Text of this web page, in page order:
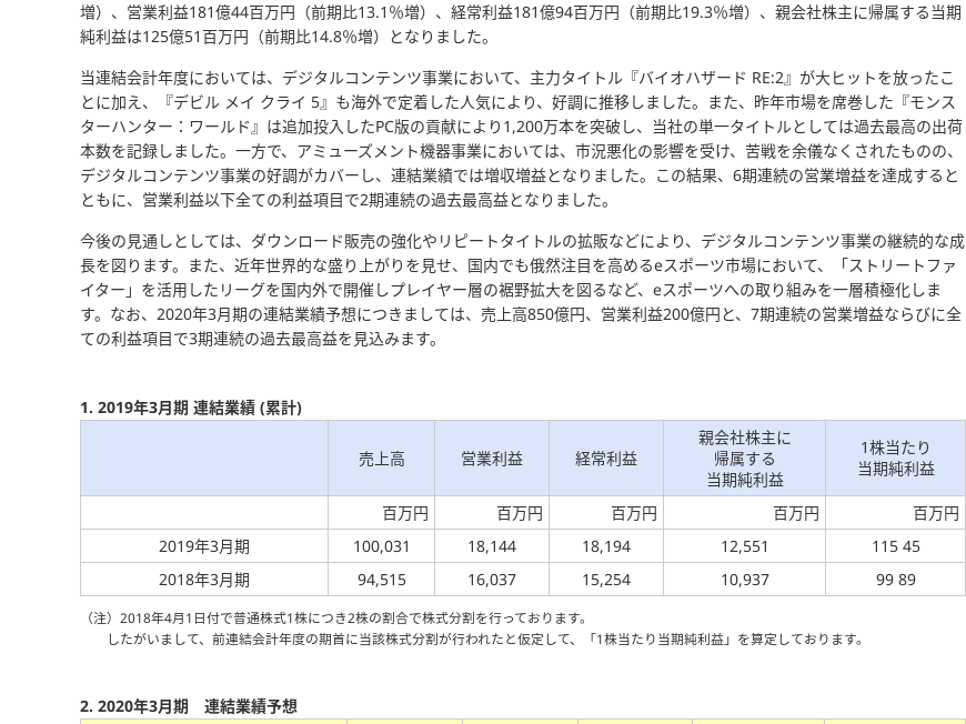
増）、営業利益181億44百万円（前期比13.1％増）、経常利益181億94百万円（前期比19.3％増）、親会社株主に帰属する当期
純利益は125億51百万円（前期比14.8％増）となりました。
当連結会計年度においては、デジタルコンテンツ事業において、主力タイトル『バイオハザード RE:2』が大ヒットを放ったこ
とに加え、『デビル メイ クライ 5』も海外で定着した人気により、好調に推移しました。また、昨年市場を席巻した『モンス
ターハンター：ワールド』は追加投入したPC版の貢献により1,200万本を突破し、当社の単一タイトルとしては過去最高の出荷
本数を記録しました。一方で、アミューズメント機器事業においては、市況悪化の影響を受け、苦戦を余儀なくされたものの、
デジタルコンテンツ事業の好調がカバーし、連結業績では増収増益となりました。この結果、6期連続の営業増益を達成すると
ともに、営業利益以下全ての利益項目で2期連続の過去最高益となりました。
今後の見通しとしては、ダウンロード販売の強化やリピートタイトルの拡販などにより、デジタルコンテンツ事業の継続的な成
長を図ります。また、近年世界的な盛り上がりを見せ、国内でも俄然注目を高めるeスポーツ市場において、「ストリートファ
イター」を活用したリーグを国内外で開催しプレイヤー層の裾野拡大を図るなど、eスポーツへの取り組みを一層積極化しま
す。なお、2020年3月期の連結業績予想につきましては、売上高850億円、営業利益200億円と、7期連続の営業増益ならびに全
ての利益項目で3期連続の過去最高益を見込みます。
1. 2019年3月期 連結業績 (累計)
売上高 営業利益 経常利益
親会社株主に
帰属する
当期純利益
1株当たり
当期純利益
百万円 百万円 百万円 百万円
百万円
2019年3月期
100,031 18,144 18,194 12,551
115 45
2018年3月期
94,515 16,037 15,254 10,937 99 89
（注）2018年4月1日付で普通株式1株につき2株の割合で株式分割を行っております。
したがいまして、前連結会計年度の期首に当該株式分割が行われたと仮定して、「1株当たり当期純利益」を算定しております。
2. 2020年3月期 連結業績予想